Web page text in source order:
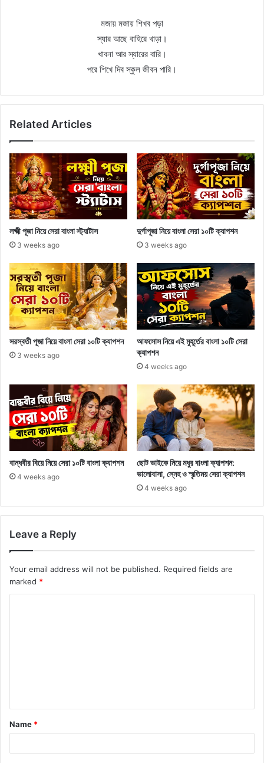
মজায় মজায় শিখব পড়া
স্যার আছে বাহিরে খাড়া।
খাবনা আর স্যারের বারি।
পরে শিখে দিব স্কুল জীবন পারি।
Related Articles
লক্ষ্মী পূজা নিয়ে সেরা বাংলা স্ট্যাটাস
3 weeks ago
দুর্গাপূজা নিয়ে বাংলা সেরা ১০টি ক্যাপশন
3 weeks ago
সরস্বতী পূজা নিয়ে বাংলা সেরা ১০টি ক্যাপশন
3 weeks ago
আফসোস নিয়ে এই মুহূর্তের বাংলা ১০টি সেরা
ক্যাপশন
4 weeks ago
বান্ধবীর বিয়ে নিয়ে সেরা ১০টি বাংলা ক্যাপশন
4 weeks ago
ছোট ভাইকে নিয়ে মধুর বাংলা ক্যাপশন:
ভালোবাসা, স্নেহ ও স্মৃতিময় সেরা ক্যাপশন
4 weeks ago
Leave a Reply
Your email address will not be published. Required fields are
marked *
t
*
Name *